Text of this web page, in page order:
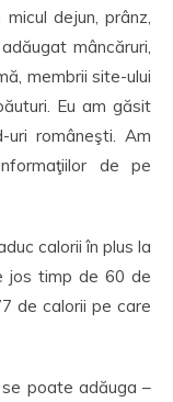
dejun, prânz,
mâncăruri,
membrii site-ului
Eu am găsit
uri româneşti. Am
de pe
calorii în plus la
jos timp de 60 de
de calorii pe care
poate adăuga –